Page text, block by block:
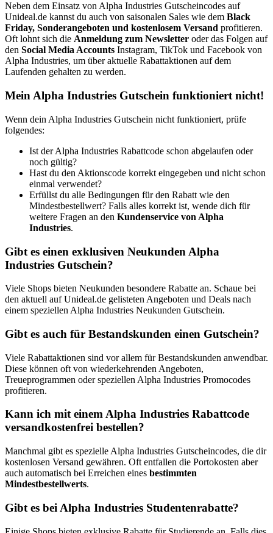
Neben dem Einsatz von Alpha Industries Gutscheincodes auf
Unideal.de kannst du auch von saisonalen Sales wie dem Black
Friday, Sonderangeboten und kostenlosem Versand profitieren.
Oft lohnt sich die Anmeldung zum Newsletter oder das Folgen auf
den Social Media Accounts Instagram, TikTok und Facebook von
Alpha Industries, um über aktuelle Rabattaktionen auf dem
Laufenden gehalten zu werden.
Mein Alpha Industries Gutschein funktioniert nicht!
Wenn dein Alpha Industries Gutschein nicht funktioniert, prüfe
folgendes:
Ist der Alpha Industries Rabattcode schon abgelaufen oder
noch gültig?
Hast du den Aktionscode korrekt eingegeben und nicht schon
einmal verwendet?
Erfüllst du alle Bedingungen für den Rabatt wie den
Mindestbestellwert? Falls alles korrekt ist, wende dich für
weitere Fragen an den Kundenservice von Alpha
Industries.
Gibt es einen exklusiven Neukunden Alpha
Industries Gutschein?
Viele Shops bieten Neukunden besondere Rabatte an. Schaue bei
den aktuell auf Unideal.de gelisteten Angeboten und Deals nach
einem speziellen Alpha Industries Neukunden Gutschein.
Gibt es auch für Bestandskunden einen Gutschein?
Viele Rabattaktionen sind vor allem für Bestandskunden anwendbar.
Diese können oft von wiederkehrenden Angeboten,
Treueprogrammen oder speziellen Alpha Industries Promocodes
profitieren.
Kann ich mit einem Alpha Industries Rabattcode
versandkostenfrei bestellen?
Manchmal gibt es spezielle Alpha Industries Gutscheincodes, die dir
kostenlosen Versand gewähren. Oft entfallen die Portokosten aber
auch automatisch bei Erreichen eines bestimmten
Mindestbestellwerts.
Gibt es bei Alpha Industries Studentenrabatte?